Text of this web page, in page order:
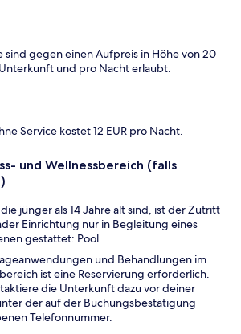
sind gegen einen Aufpreis in Höhe von 20
und pro Nacht erlaubt.
Service kostet 12 EUR pro Nacht.
und Wellnessbereich (falls
jünger als 14 Jahre alt sind, ist der Zutritt
Einrichtung nur in Begleitung eines
gestattet: Pool.
und Behandlungen im
ist eine Reservierung erforderlich.
die Unterkunft dazu vor deiner
der auf der Buchungsbestätigung
Telefonnummer.